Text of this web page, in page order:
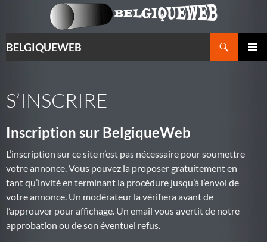
BELGIQUEWEB
S’INSCRIRE
Inscription sur BelgiqueWeb
L’inscription sur ce site n’est pas nécessaire pour soumettre
votre annonce. Vous pouvez la proposer gratuitement en
tant qu’invité en terminant la procédure jusqu’à l’envoi de
votre annonce. Un modérateur la vérifiera avant de
l’approuver pour affichage. Un email vous avertit de notre
approbation ou de son éventuel refus.